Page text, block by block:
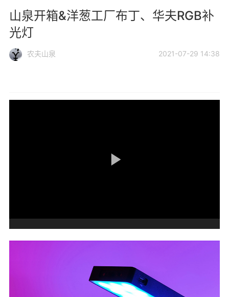
山泉开箱&洋葱工厂布丁、华夫RGB补
光灯
农夫山泉 2021-07-29 14:38